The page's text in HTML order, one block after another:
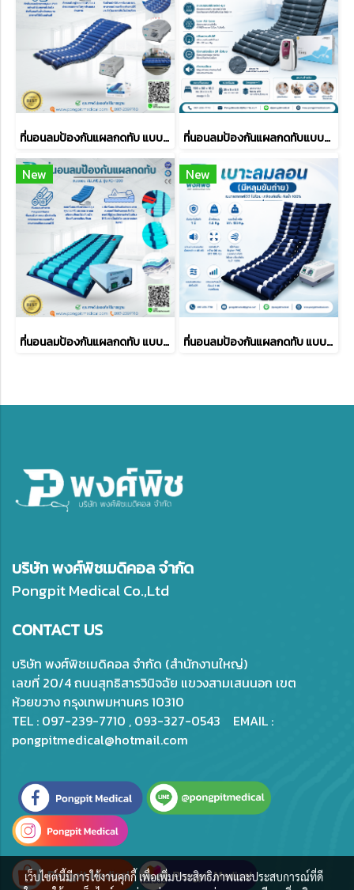
ที่นอนลมป้องกันแผลกดทับ แบบลอน รุ่น QDC300B+P1000 ที่นอนลมป้องกันแผลกดทับแบบลอน APEX DOMUS 2
New
ที่นอนลมป้องกันแผลกดทับ แบบลอน ALLWELL รุ่น AD-1200
New
ที่นอนลมป้องกันแผลกดทับ แบบลอน ANTI รุ่น มีหลุมขับถ่าย
บริษัท พงศ์พิชเมดิคอล จำกัด
Pongpit Medical Co.,Ltd
CONTACT US
บริษัท พงศ์พิชเมดิคอล จำกัด (สำนักงานใหญ่)
เลขที่ 20/4 ถนนสุทธิสารวินิจฉัย แขวงสามเสนนอก เขต
ห้วยขวาง กรุงเทพมหานคร 10310
TEL : 097-239-7710 , 093-327-0543 EMAIL :
pongpitmedical@hotmail.com
เว็บไซต์นี้มีการใช้งานคุกกี้ เพื่อเพิ่มประสิทธิภาพและประสบการณ์ที่ดี